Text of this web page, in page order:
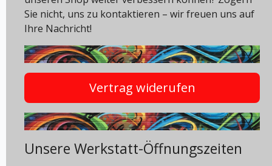
Sie nicht, uns zu kontaktieren – wir freuen uns auf
Ihre Nachricht!
Vertrag widerufen
Unsere Werkstatt-Öffnungszeiten